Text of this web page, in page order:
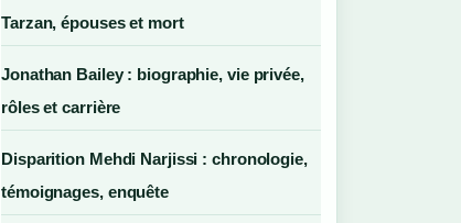
Tarzan, épouses et mort
Jonathan Bailey : biographie, vie privée,
rôles et carrière
Disparition Mehdi Narjissi : chronologie,
témoignages, enquête